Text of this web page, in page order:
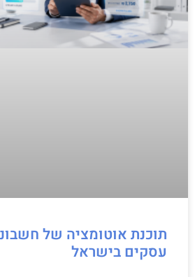
תוכנת אוטומציה של
עסקים בישראל